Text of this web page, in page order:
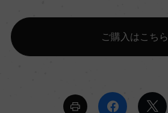
ご購入はこちら